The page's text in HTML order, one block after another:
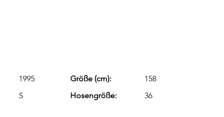
1995 Größe (cm):
158
S Hosengröße: 36